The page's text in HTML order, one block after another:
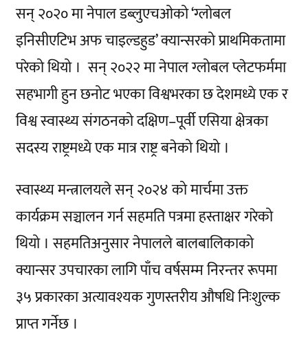
सन् २०२० मा नेपाल डब्लुएचओको ‘ग्लोबल
इनिसीएटिभ अफ चाइल्डहुड’ क्यान्सरको प्राथमिकतामा
परेको थियो । सन् २०२२ मा नेपाल ग्लोबल प्लेटफर्ममा
सहभागी हुन छनोट भएका विश्वभरका छ देशमध्ये एक र
विश्व स्वास्थ्य संगठनको दक्षिण–पूर्वी एसिया क्षेत्रका
सदस्य राष्ट्रमध्ये एक मात्र राष्ट्र बनेको थियो ।
स्वास्थ्य मन्त्रालयले सन् २०२४ को मार्चमा उक्त
कार्यक्रम सञ्चालन गर्न सहमति पत्रमा हस्ताक्षर गरेको
थियो । सहमतिअनुसार नेपालले बालबालिकाको
क्यान्सर उपचारका लागि पाँच वर्षसम्म निरन्तर रूपमा
३५ प्रकारका अत्यावश्यक गुणस्तरीय औषधि निःशुल्क
प्राप्त गर्नेछ ।